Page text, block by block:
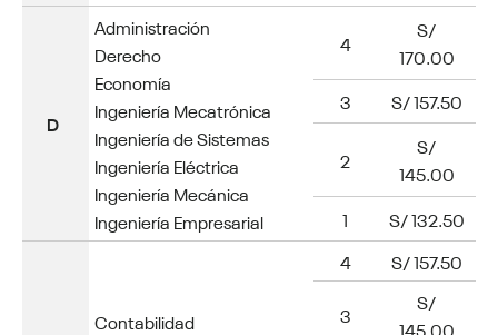
D
Administración
Derecho
Economía
Ingeniería Mecatrónica
Ingeniería de Sistemas
Ingeniería Eléctrica
Ingeniería Mecánica
Ingeniería Empresarial
4
S/
170.00
3
S/ 157.50
2
S/
145.00
1
S/ 132.50
Contabilidad
4
S/ 157.50
3
S/
145.00